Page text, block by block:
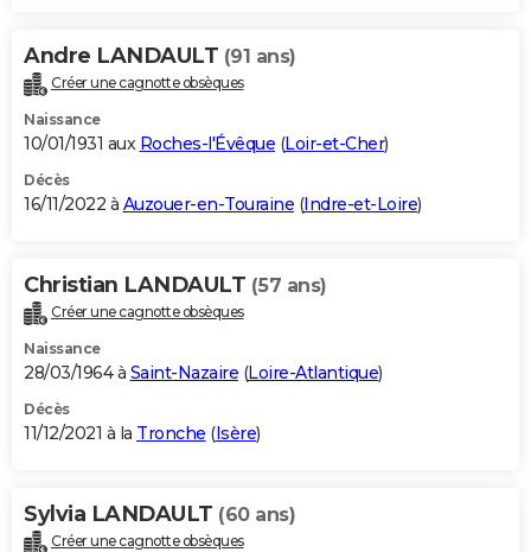
Andre LANDAULT (91 ans)
Créer une cagnotte obsèques
Naissance
10/01/1931 aux Roches-l'Évêque (Loir-et-Cher)
Décès
16/11/2022 à Auzouer-en-Touraine (Indre-et-Loire)
Christian LANDAULT (57 ans)
Créer une cagnotte obsèques
Naissance
28/03/1964 à Saint-Nazaire (Loire-Atlantique)
Décès
11/12/2021 à la Tronche (Isère)
Sylvia LANDAULT (60 ans)
Créer une cagnotte obsèques